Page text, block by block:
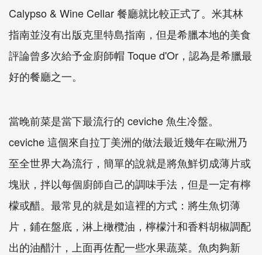
Calypso & Wine Cellar 餐廳就比較正式了。米其林
指南並沒有出版克里特島指南，但是希臘本地的美食
評論曾多次給予金廚師帽 Toque d'Or，認為是希臘最
好的餐廳之一。
當晚前菜是當下最流行的 ceviche 魚生冷盤。
ceviche 這個來自拉丁美洲的做法最近幾年在歐洲乃
至全世界大為流行，簡單的說就是將魚鮮切成薄片或
塊狀，拌以每個廚師自己的調味手法，但是一定有檸
檬或醋。最常見的就是如這裡的方式：將生魚切薄
片，鋪在盤底，淋上橄欖油，檸檬汁和香料胡椒調配
出的油醋汁，上面再佐配一些水果蔬菜。魚肉夠新